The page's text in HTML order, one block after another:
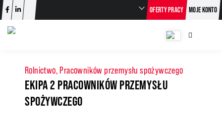
OFERTY PRACY MOJE KONTO
Rolnictwo, Pracowników przemysłu spożywczego
EKIPA 2 PRACOWNIKÓW PRZEMYSŁU
SPOŻYWCZEGO